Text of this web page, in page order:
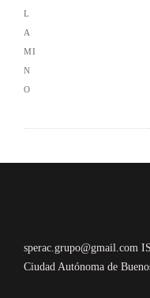
sperac.grupo@gmail.com
Ciudad Autónoma de